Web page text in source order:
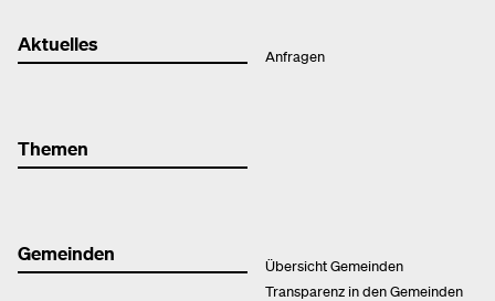
Aktuelles
Anfragen
Themen
Gemeinden
Übersicht Gemeinden
Transparenz in den Gemeinden